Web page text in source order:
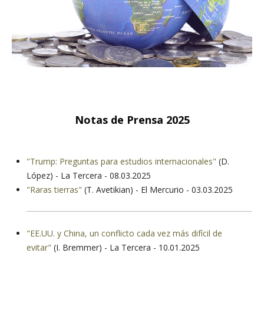
Notas de Prensa 2025
"Trump: Preguntas para estudios internacionales" (D.
López) - La Tercera - 08.03.2025
"Raras tierras" (T. Avetikian) - El Mercurio - 03.03.2025
"EE.UU. y China, un conflicto cada vez más difícil de
evitar" (I. Bremmer) - La Tercera - 10.01.2025